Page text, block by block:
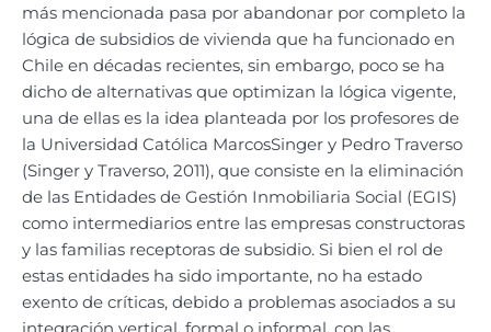
más mencionada pasa por abandonar por completo la
lógica de subsidios de vivienda que ha funcionado en
Chile en décadas recientes, sin embargo, poco se ha
dicho de alternativas que optimizan la lógica vigente,
una de ellas es la idea planteada por los profesores de
la Universidad Católica MarcosSinger y Pedro Traverso
(Singer y Traverso, 2011), que consiste en la eliminación
de las Entidades de Gestión Inmobiliaria Social (EGIS)
como intermediarios entre las empresas constructoras
y las familias receptoras de subsidio. Si bien el rol de
estas entidades ha sido importante, no ha estado
exento de críticas, debido a problemas asociados a su
integración vertical, formal o informal, con las